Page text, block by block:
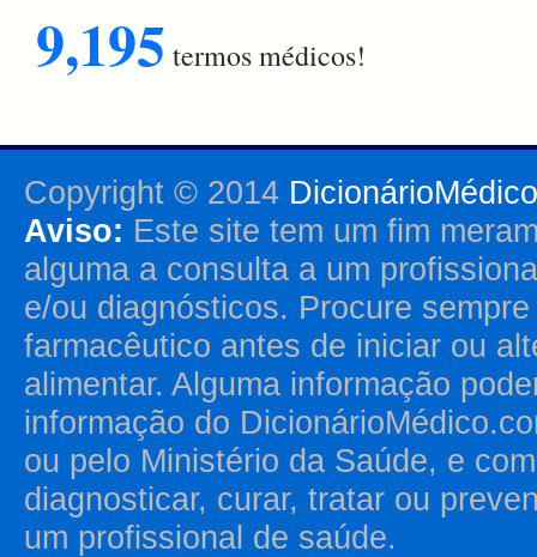
9,195 termos médicos!
Copyright © 2014
Aviso: Este site tem um fim
alguma a consulta a um
e/ou diagnósticos. Procure
farmacêutico antes de iniciar ou
alimentar. Alguma informação
informação do
ou pelo Ministério da Saúde, e
diagnosticar, curar, tratar ou
um profissional de saúde.